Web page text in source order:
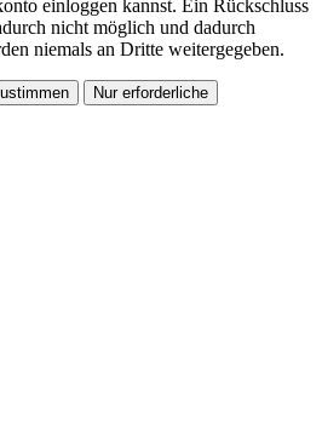
einloggen kannst. Ein Rückschluss
nicht möglich und dadurch
niemals an Dritte weitergegeben.
Nur erforderliche